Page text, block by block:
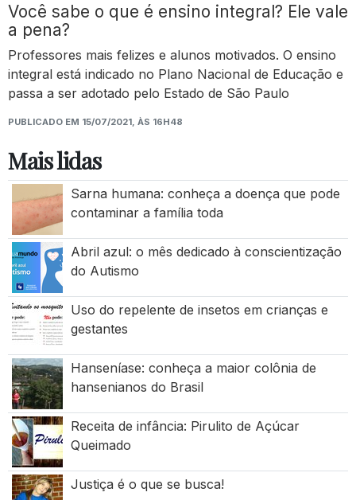
Você sabe o que é ensino integral? Ele vale
a pena?
Professores mais felizes e alunos motivados. O ensino
integral está indicado no Plano Nacional de Educação e
passa a ser adotado pelo Estado de São Paulo
PUBLICADO EM 15/07/2021, ÀS 16H48
Mais lidas
Sarna humana: conheça a doença que pode
contaminar a família toda
Abril azul: o mês dedicado à conscientização
do Autismo
Uso do repelente de insetos em crianças e
gestantes
Hanseníase: conheça a maior colônia de
hansenianos do Brasil
Receita de infância: Pirulito de Açúcar
Queimado
Justiça é o que se busca!